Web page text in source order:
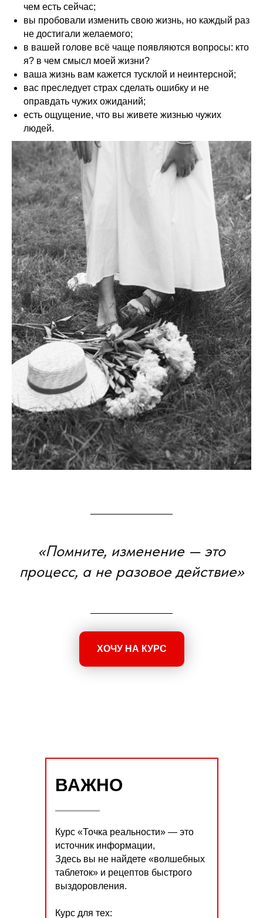
чем есть сейчас;
вы пробовали изменить свою жизнь, но каждый раз
не достигали желаемого;
в вашей голове всё чаще появляются вопросы: кто
я? в чем смысл моей жизни?
ваша жизнь вам кажется тусклой и неинтерсной;
вас преследует страх сделать ошибку и не
оправдать чужих ожиданий;
есть ощущение, что вы живете жизнью чужих
людей.
«Помните, изменение — это
процесс, а не разовое действие»
ХОЧУ НА КУРС
ВАЖНО
Курс «Точка реальности» — это
источник информации,
Здесь вы не найдете «волшебных
таблеток» и рецептов быстрого
выздоровления.
Курс для тех: